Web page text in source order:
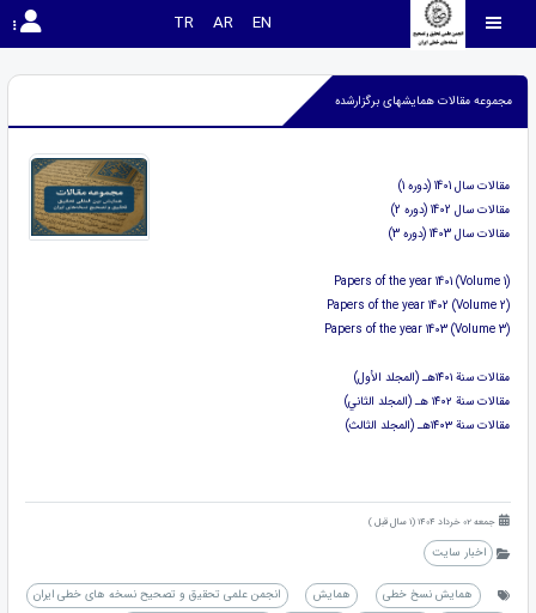
EN
AR
TR
مجموعه مقالات همایشهای برگزارشده
مقالات سال 1401 (دوره 1)
مقالات سال 1402 (دوره 2)
مقالات سال 1403 (دوره 3)
Papers of the year 1401 (Volume 1)
Papers of the year 1402 (Volume 2)
Papers of the year 1403 (Volume 3)
مقالات سنة ١٤٠١هـ (المجلد الأول)
مقالات سنة ١٤٠٢ هـ (المجلد الثاني)
مقالات سنة ١٤٠٣هـ (المجلد الثالث)
جمعه 02 خرداد 1404 (1 سال قبل )
اخبار سایت
همایش نسخ خطی همایش
انجمن علمی تحقیق و تصحیح نسخه های خطی ایران